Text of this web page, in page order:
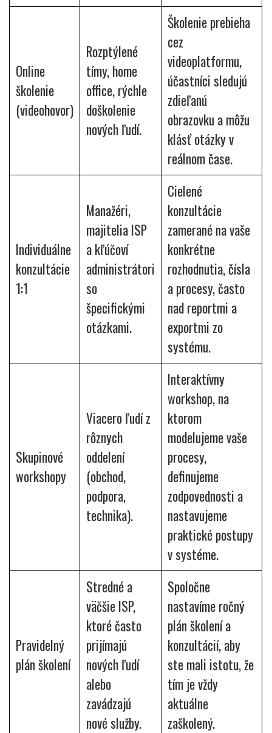
Online
školenie
(videohovor)
Rozptýlené
tímy, home
office, rýchle
doškolenie
nových ľudí.
Školenie prebieha
cez
videoplatformu,
účastníci sledujú
zdieľanú
obrazovku a môžu
klásť otázky v
reálnom čase.
Individuálne
konzultácie
1:1
Manažéri,
majitelia ISP
a kľúčoví
administrátori
so
špecifickými
otázkami.
Cielené
konzultácie
zamerané na vaše
konkrétne
rozhodnutia, čísla
a procesy, často
nad reportmi a
exportmi zo
systému.
Skupinové
workshopy
Viacero ľudí z
rôznych
oddelení
(obchod,
podpora,
technika).
Interaktívny
workshop, na
ktorom
modelujeme vaše
procesy,
definujeme
zodpovednosti a
nastavujeme
praktické postupy
v systéme.
Pravidelný
plán školení
Stredné a
väčšie ISP,
ktoré často
prijímajú
nových ľudí
alebo
zavádzajú
nové služby.
Spoločne
nastavíme ročný
plán školení a
konzultácií, aby
ste mali istotu, že
tím je vždy
aktuálne
zaškolený.